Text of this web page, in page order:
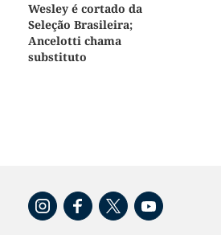
Wesley é cortado da
Seleção Brasileira;
Ancelotti chama
substituto